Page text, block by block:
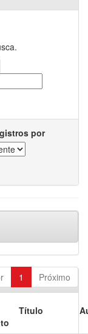
por
1 Próximo
Título